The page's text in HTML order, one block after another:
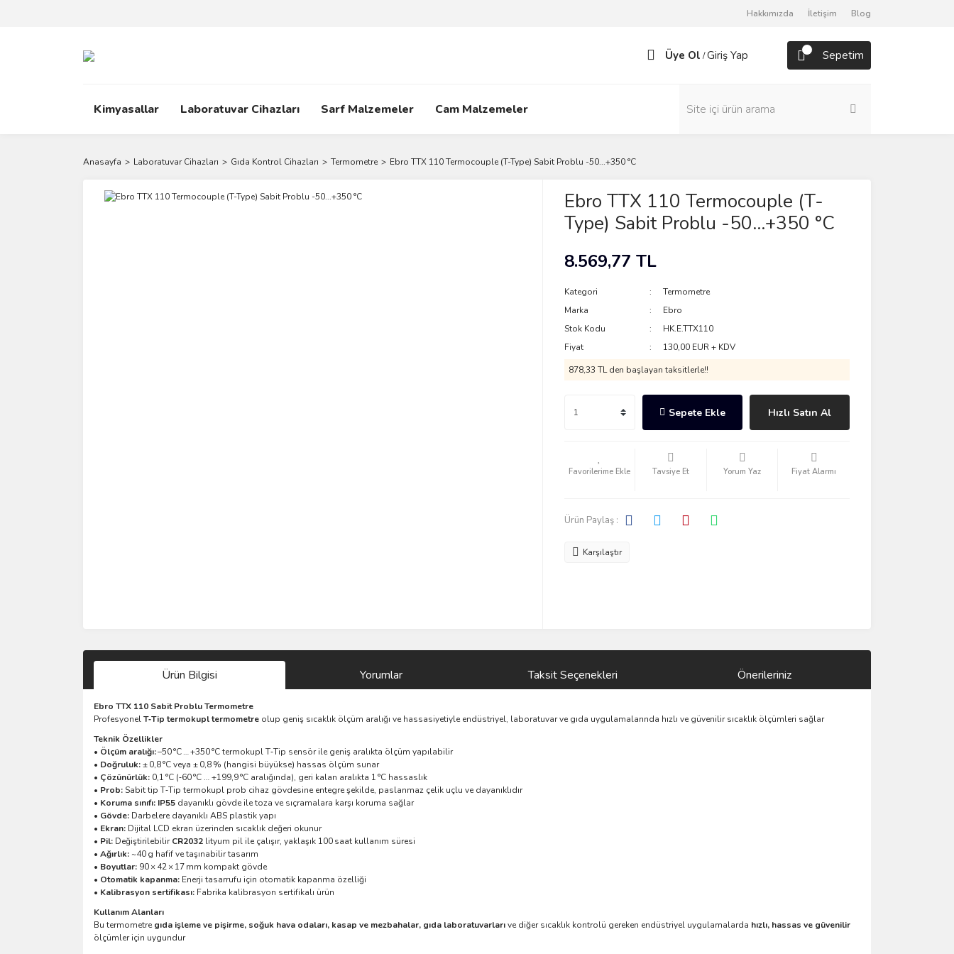
Hakkımızda İletişim Blog
Üye Ol /Giriş Yap Sepetim
Kimyasallar Laboratuvar Cihazları Sarf Malzemeler Cam Malzemeler
Anasayfa Laboratuvar Cihazları Gıda Kontrol Cihazları Termometre Ebro TTX 110 Termocouple (T-Type) Sabit Problu -50...+350 °C
Ebro TTX 110 Termocouple (T-
Type) Sabit Problu -50...+350 °C
8.569,77 TL
Kategori
Termometre
Marka
Ebro
Stok Kodu
HK.E.TTX110
Fiyat
130,00 EUR + KDV
878,33 TL den başlayan taksitlerle!!
Sepete Ekle Hızlı Satın Al
Tavsiye Et Yorum Yaz Fiyat Alarmı
Ürün Paylaş :
Karşılaştır
Ürün Bilgisi Yorumlar Taksit Seçenekleri Önerileriniz
Ebro TTX 110 Sabit Problu Termometre
ProfesyonelT‑Tip termokupl termometre olup geniş sıcaklık ölçüm aralığı ve hassasiyetiyle endüstriyel, laboratuvar ve gıda uygulamalarında hızlı ve güvenilir sıcaklık ölçümleri sağlar
Teknik Özellikler
• Ölçüm aralığı:–50 °C … +350 °C termokupl T‑Tip sensör ile geniş aralıkta ölçüm yapılabilir
• Doğruluk:± 0,8 °C veya ± 0,8 % (hangisi büyükse) hassas ölçüm sunar
• Çözünürlük: 0,1 °C (‑60 °C … +199,9 °C aralığında), geri kalan aralıkta 1 °C hassaslık
• Prob:Sabit tip T‑Tip termokupl prob cihaz gövdesine entegre şekilde, paslanmaz çelik uçlu ve dayanıklıdır
• Koruma sınıfı: IP55 dayanıklı gövde ile toza ve sıçramalara karşı koruma sağlar
• Gövde: Darbelere dayanıklı ABS plastik yapı
• Ekran: Dijital LCD ekran üzerinden sıcaklık değeri okunur
• Pil: DeğiştirilebilirCR2032 lityum pil ile çalışır, yaklaşık 100 saat kullanım süresi
• Ağırlık:~40 g hafif ve taşınabilir tasarım
• Boyutlar: 90 × 42 × 17 mm kompakt gövde
• Otomatik kapanma: Enerji tasarrufu için otomatik kapanma özelliği
• Kalibrasyon sertifikası: Fabrika kalibrasyon sertifikalı ürün
Kullanım Alanları
Bu termometre gıda işleme ve pişirme, soğuk hava odaları, kasap ve mezbahalar, gıda laboratuvarlarıve diğer sıcaklık kontrolü gereken endüstriyel uygulamalarda hızlı, hassas ve güvenilir
ölçümler için uygundur